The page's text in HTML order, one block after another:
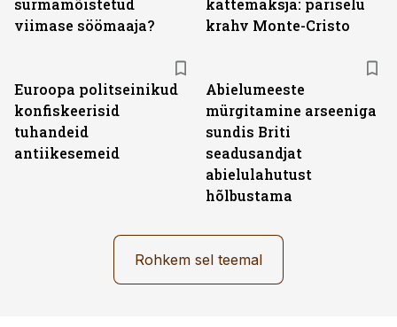
surmamõistetud
viimase söömaaja?
kättemaksja: päriselu
krahv Monte-Cristo
Euroopa politseinikud
konfiskeerisid
tuhandeid
antiikesemeid
Abielumeeste
mürgitamine arseeniga
sundis Briti
seadusandjat
abielulahutust
hõlbustama
Rohkem sel teemal